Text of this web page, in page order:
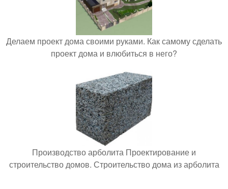
Делаем проект дома своими руками. Как самому сделать
проект дома и влюбиться в него?
Производство арболита Проектирование и
строительство домов. Строительство дома из арболита